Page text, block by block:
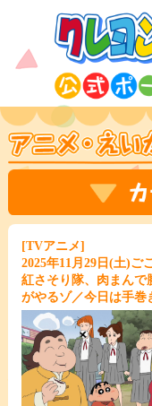
[TVアニメ]
2025年11月29日(土)ご
紅さそり隊、肉まんで
がやるゾ／今日は手巻